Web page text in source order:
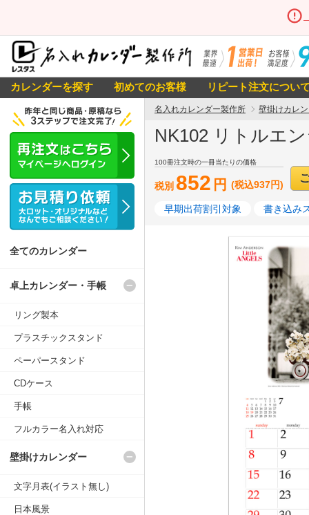
カレンダーを探す 初めてのお客様 リピート注文につい
名入れカレンダー製作所 壁掛けカレ
NK102 リトルエ
100冊注文時の一冊当たりの価格
税別 852 円 (税込937円)
早期出荷割引対象 書き込み
全てのカレンダー
卓上カレンダー・手帳
リング製本
プラスチックスタンド
ペーパースタンド
CDケース
手帳
フルカラー名入れ対応
壁掛けカレンダー
文字月表(イラスト無し)
日本風景